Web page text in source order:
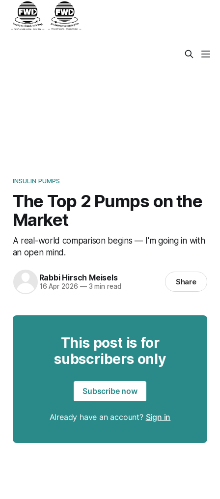
INSULIN PUMPS
The Top 2 Pumps on the
Market
A real-world comparison begins — I'm going in with
an open mind.
Rabbi Hirsch Meisels
16 Apr 2026 —3 min read Share
This post is for
subscribers only
Subscribe now
Already have an account? Sign in